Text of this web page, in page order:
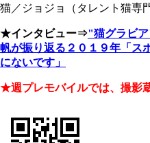
猫／ジョジョ（タレント猫専
★インタビュー⇒"猫グラビ
帆が振り返る２０１９年「ス
にないです」
★週プレモバイルでは、撮影